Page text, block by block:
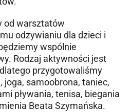
od warsztatów
odżywianiu dla dzieci i
wspólnie
Rodzaj aktywności jest
przygotowaliśmy
joga, samoobrona, taniec,
pływania, tenisa, biegania
Beata Szymańska.